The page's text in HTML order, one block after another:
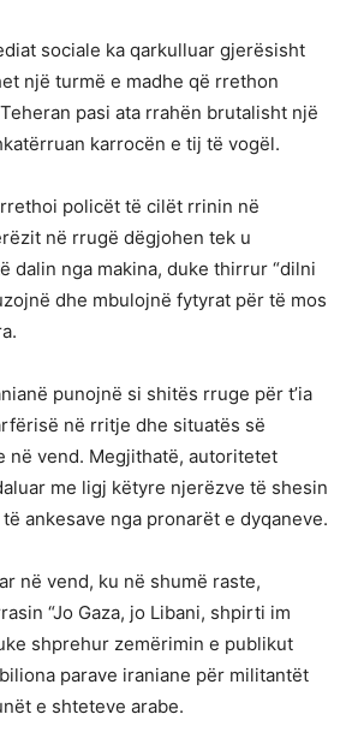
sociale ka qarkulluar gjerësisht
një turmë e madhe që rrethon
pasi ata rrahën brutalisht një
karrocën e tij të vogël.
policët të cilët rrinin në
në rrugë dëgjohen tek u
dalin nga makina, duke thirrur “dilni
dhe mbulojnë fytyrat për të mos
punojnë si shitës rruge për t’ia
në rritje dhe situatës së
në vend. Megjithatë, autoritetet
me ligj këtyre njerëzve të shesin
ankesave nga pronarët e dyqaneve.
në vend, ku në shumë raste,
“Jo Gaza, jo Libani, shpirti im
shprehur zemërimin e publikut
parave iraniane për militantët
e shteteve arabe.